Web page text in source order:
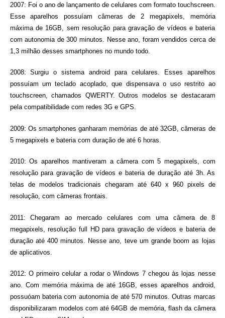
2007: Foi o ano de lançamento de celulares com formato touchscreen.
Esse aparelhos possuíam câmeras de 2 megapixels, memória
máxima de 16GB, sem resolução para gravação de vídeos e bateria
com autonomia de 300 minutos. Nesse ano, foram vendidos cerca de
1,3 milhão desses smartphones no mundo todo.
2008: Surgiu o sistema android para celulares. Esses aparelhos
possuíam um teclado acoplado, que dispensava o uso restrito ao
touchscreen, chamados QWERTY. Outros modelos se destacaram
pela compatibilidade com redes 3G e GPS.
2009: Os smartphones ganharam memórias de até 32GB, câmeras de
5 megapixels e bateria com duração de até 6 horas.
2010: Os aparelhos mantiveram a câmera com 5 megapixels, com
resolução para gravação de vídeos e bateria de duração até 3h. As
telas de modelos tradicionais chegaram até 640 x 960 pixels de
resolução, com câmeras frontais.
2011: Chegaram ao mercado celulares com uma câmera de 8
megapixels, resolução full HD para gravação de vídeos e bateria de
duração até 400 minutos. Nesse ano, teve um grande boom as lojas
de aplicativos.
2012: O primeiro celular a rodar o Windows 7 chegou às lojas nesse
ano. Com memória máxima de até 16GB, esses aparelhos android,
possuóam bateria com autonomia de até 570 minutos. Outras marcas
disponibilizaram modelos com até 64GB de memória, flash da câmera